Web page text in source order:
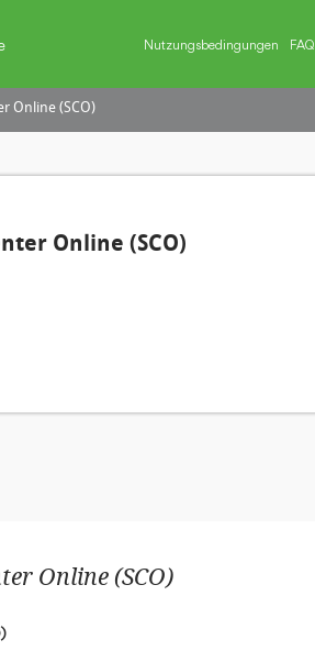
Nutzungsbedingungen FAQ
Online (SCO)
Online (SCO)
Online (SCO)